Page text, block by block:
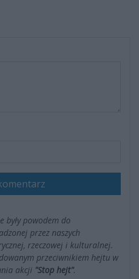
były powodem do
przez naszych
rzeczowej i kulturalnej.
przeciwnikiem hejtu w
akcji "Stop hejt".